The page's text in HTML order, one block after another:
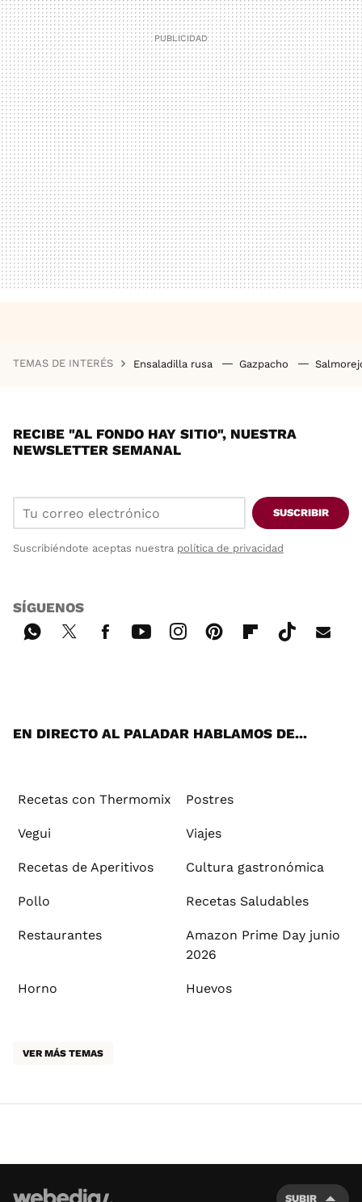
TEMAS DE INTERÉS Ensaladilla rusa Gazpacho
RECIBE "AL FONDO HAY SITIO", NUESTRA
NEWSLETTER SEMANAL
SUSCRIBIR
Suscribiéndote aceptas nuestra política de privacidad
SÍGUENOS
EN DIRECTO AL PALADAR HABLAMOS DE...
Recetas con Thermomix Postres
Vegui Viajes
Recetas de Aperitivos Cultura gastronómica
Pollo Recetas Saludables
Restaurantes
Amazon Prime Day junio
2026
Horno Huevos
VER MÁS TEMAS
SUBIR